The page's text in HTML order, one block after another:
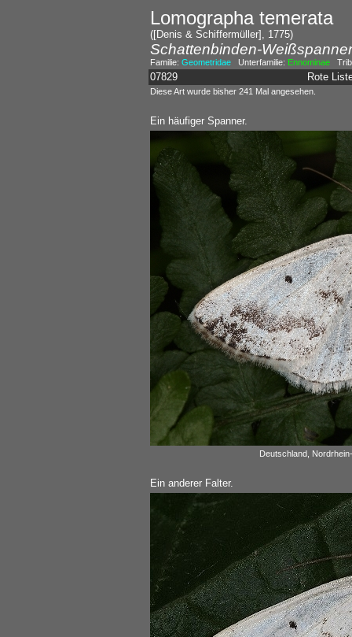
Lomographa temerata
([Denis & Schiffermüller], 1775)
Schattenbinden-Weißspanner
Familie: GeometridaeUnterfamilie: Ennominae
07829 Rote
Diese Art wurde bisher 241 Mal angesehen.
Ein häufiger Spanner.
Deutschland,
Ein anderer Falter.